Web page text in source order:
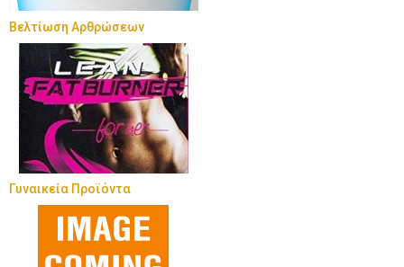
Βελτίωση Αρθρώσεων
Γυναικεία Προϊόντα